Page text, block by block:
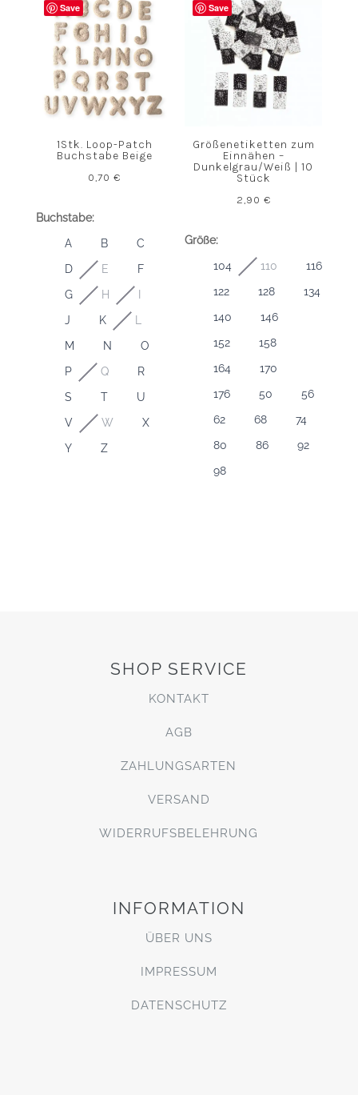
Save
1Stk. Loop-Patch
Buchstabe Beige
0,70€
Buchstabe:
A B
C
D
E
F
G
H
J
K
L
M
N
O
P
Q
R
S
T
U
V
W
X
Y
Z
Save
Größenetiketten zum
Einnähen –
Dunkelgrau/Weiß | 10
Stück
2,90 €
Größe:
104 110
116
122
128
134
140
146
152
158
164
170
176
50
56
62
68
74
80
86
92
98
SHOP SERVICE
KONTAKT
AGB
ZAHLUNGSARTEN
VERSAND
WIDERRUFSBELEHRUNG
INFORMATION
ÜBER UNS
IMPRESSUM
DATENSCHUTZ